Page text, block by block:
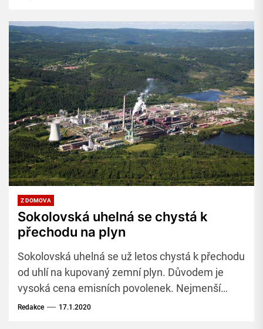
elektřiny v Německu.
Z DOMOVA
Sokolovská uhelná se chystá k
přechodu na plyn
Sokolovská uhelná se už letos chystá k přechodu
od uhlí na kupovaný zemní plyn. Důvodem je
vysoká cena emisních povolenek. Nejmenší
těžební společnost v zemi, která má zásoby uhlí
Redakce 17.1.2020